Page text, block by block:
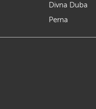
Divna Duba
Perna